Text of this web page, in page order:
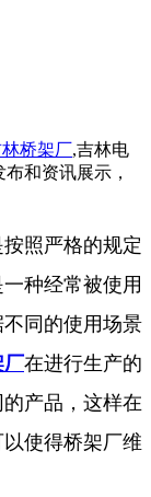
桥架厂,吉林电
和资讯展示，
照严格的规定
种经常被使用
同的使用场景
厂在进行生产的
产品，这样在
使得桥架厂维